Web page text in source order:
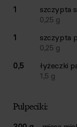
1
szczypta
0,25 g
1
szczypta
0,25 g
0,5
łyżeczki
1,5 g
Pulpeciki: